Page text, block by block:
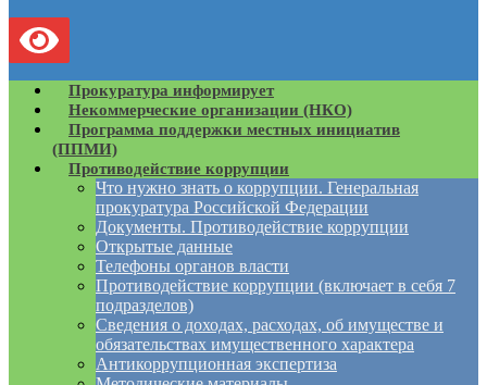
Прокуратура информирует
Некоммерческие организации (НКО)
Программа поддержки местных инициатив
(ППМИ)
Противодействие коррупции
Что нужно знать о коррупции. Генеральная
прокуратура Российской Федерации
Документы. Противодействие коррупции
Открытые данные
Телефоны органов власти
Противодействие коррупции (включает в себя 7
подразделов)
Сведения о доходах, расходах, об имуществе и
обязательствах имущественного характера
Антикоррупционная экспертиза